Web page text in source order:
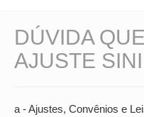
DÚVIDA
AJUSTE
a - Ajustes, Convênios e